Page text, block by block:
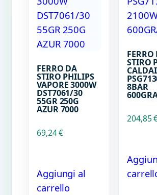
FERRO DA
STIRO PHILIPS
VAPORE 3000W
DST7061/30
55GR 250G
AZUR 7000
69,24€
Aggiungi al
carrello
FERRO
STIRO
8BAR
204,85